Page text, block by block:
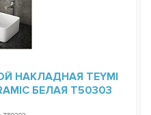
НАКЛАДНАЯ TEYMI
БЕЛАЯ T50303